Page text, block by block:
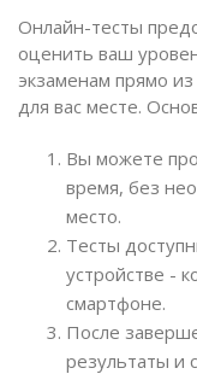
Онлайн-тесты
оценить ваш
экзаменам прямо
для вас месте.
Вы можете
время, без
место.
Тесты
устройстве -
смартфоне.
После
результаты и